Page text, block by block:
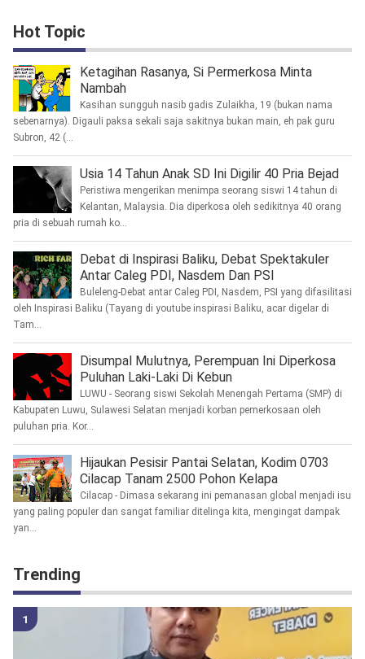
Hot Topic
Ketagihan Rasanya, Si Permerkosa Minta
Nambah
Kasihan sungguh nasib gadis Zulaikha, 19 (bukan nama
sebenarnya). Digauli paksa sekali saja sakitnya bukan main, eh pak guru
Subron, 42 (...
Usia 14 Tahun Anak SD Ini Digilir 40 Pria Bejad
Peristiwa mengerikan menimpa seorang siswi 14 tahun di
Kelantan, Malaysia. Dia diperkosa oleh sedikitnya 40 orang
pria di sebuah rumah ko...
Debat di Inspirasi Baliku, Debat Spektakuler
Antar Caleg PDI, Nasdem Dan PSI
Buleleng-Debat antar Caleg PDI, Nasdem, PSI yang difasilitasi
oleh Inspirasi Baliku (Tayang di youtube inspirasi Baliku, acar digelar di
Tam...
Disumpal Mulutnya, Perempuan Ini Diperkosa
Puluhan Laki-Laki Di Kebun
LUWU - Seorang siswi Sekolah Menengah Pertama (SMP) di
Kabupaten Luwu, Sulawesi Selatan menjadi korban pemerkosaan oleh
puluhan pria. Kor...
Hijaukan Pesisir Pantai Selatan, Kodim 0703
Cilacap Tanam 2500 Pohon Kelapa
Cilacap - Dimasa sekarang ini pemanasan global menjadi isu
yang paling populer dan sangat familiar ditelinga kita, mengingat dampak
yan...
Trending